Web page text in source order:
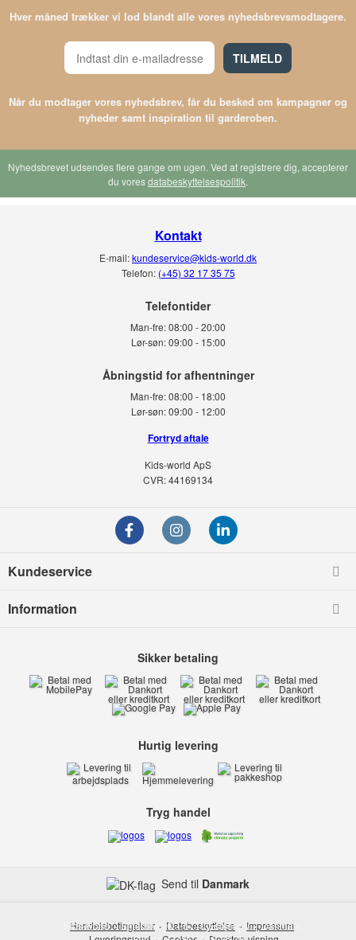
Hver måned trækker vi lod blandt alle vores nyhedsbrevsmodtagere.
TILMELD
Når du modtager vores nyhedsbrev, får du besked om kampagner og
nyheder samt inspiration til garderoben.
Nyhedsbrevet udsendes flere gange om ugen. Ved at registrere dig, accepterer
du voresdatabeskyttelsespolitik.
Kontakt
E-mail:kundeservice@kids-world.dk
Telefon: (+45) 32 17 35 75
Telefontider
Man-fre:08:00 - 20:00
Lør-søn: 09:00 - 15:00
Man-fre:08:00 - 18:00
Lør-søn:09:00 - 12:00
Fortryd aftale
Kids-world ApS
CVR: 44169134
Kundeservice
Information
Send til Danmark
Sikker betaling
Hurtig levering
Tryg handel
Handelsbetingelser Databeskyttelse
Impressum
Kids-world Smedevej 6 6710 Esbjerg V
Danmark